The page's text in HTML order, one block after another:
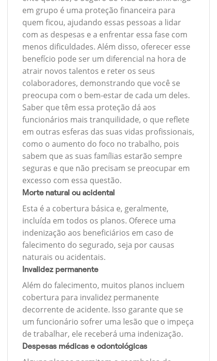
em grupo é uma proteção financeira para
quem ficou, ajudando essas pessoas a lidar
com as despesas e a enfrentar essa fase com
menos dificuldades. Além disso, oferecer esse
benefício pode ser um diferencial na hora de
atrair novos talentos e reter os seus
colaboradores, demonstrando que você se
preocupa com o bem-estar de cada um deles.
Saber que têm essa proteção dá aos
funcionários mais tranquilidade, o que reflete
em outras esferas das suas vidas profissionais,
como o aumento do foco no trabalho, pois
sabem que as suas famílias estarão sempre
seguras e que não precisam se preocupar em
excesso com essa questão.
Morte natural ou acidental
Esta é a cobertura básica e, geralmente,
incluída em todos os planos. Oferece uma
indenização aos beneficiários em caso de
falecimento do segurado, seja por causas
naturais ou acidentais.
Invalidez permanente
Além do falecimento, muitos planos incluem
cobertura para invalidez permanente
decorrente de acidente. Isso garante que se
um funcionário sofrer uma lesão que o impeça
de trabalhar, ele receberá uma indenização.
Despesas médicas e odontológicas